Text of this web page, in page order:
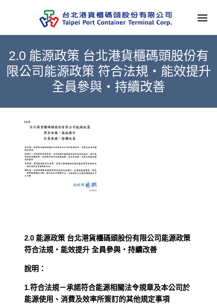
2.0 能源政策 台北港貨櫃碼頭股份有
限公司能源政策 符合法規‧能效提升
全員參與‧持續改善
2.0 能源政策 台北港貨櫃碼頭股份有限公司能源政策
符合法規‧能效提升 全員參與‧持續改善
說明：
1.符合法規－承諾符合能源相關法令規章及本公司於
能源使用、消費及效率所簽訂的其他規定事項